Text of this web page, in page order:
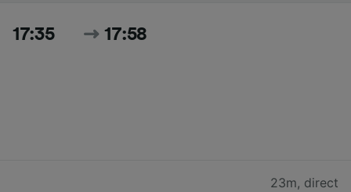
17:35 17:58
23m, direct